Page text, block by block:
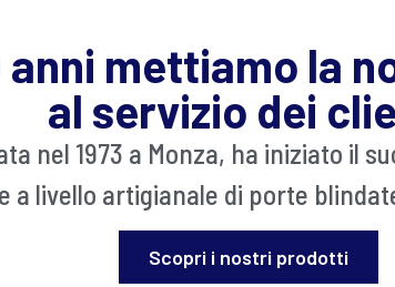
anni mettiamo la
al servizio dei
nel 1973 a Monza, ha iniziato il
a livello artigianale di porte
Scopri i nostri prodotti